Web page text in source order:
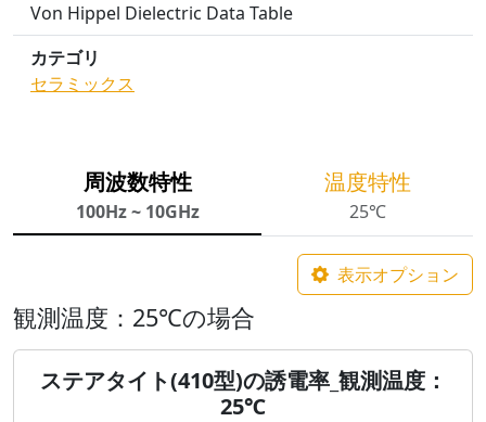
Von Hippel Dielectric Data Table
カテゴリ
セラミックス
周波数特性
100Hz ~ 10GHz
温度特性
25℃
表示オプション
観測温度：25℃の場合
ステアタイト(410型)の誘電率_観測温度：
25℃